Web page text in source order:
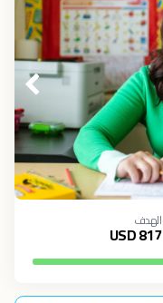
الهدف
817
USD